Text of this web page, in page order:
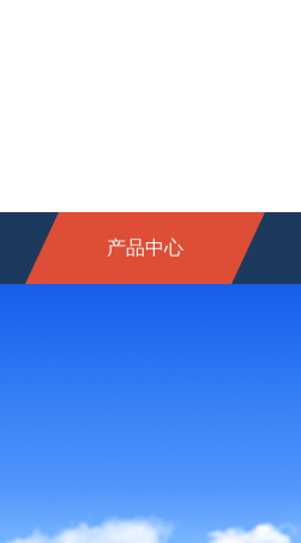
产品中心